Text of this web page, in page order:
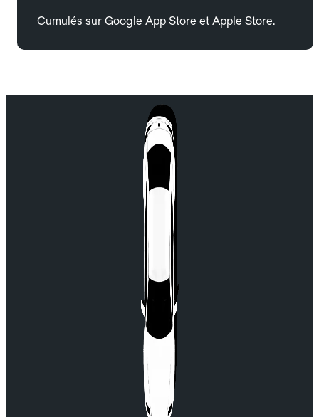
Cumulés sur Google App Store et Apple Store.